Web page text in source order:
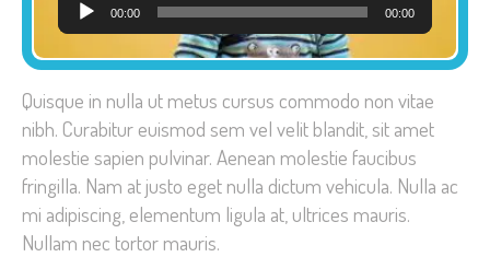
Player
00:00 00:00
Quisque in nulla ut metus cursus commodo non vitae
nibh. Curabitur euismod sem vel velit blandit, sit amet
molestie sapien pulvinar. Aenean molestie faucibus
fringilla. Nam at justo eget nulla dictum vehicula. Nulla ac
mi adipiscing, elementum ligula at, ultrices mauris.
Nullam nec tortor mauris.